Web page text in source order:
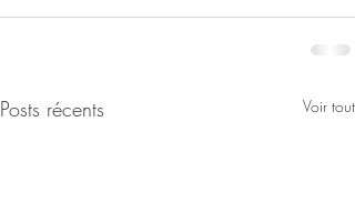
Posts récents Voir tout